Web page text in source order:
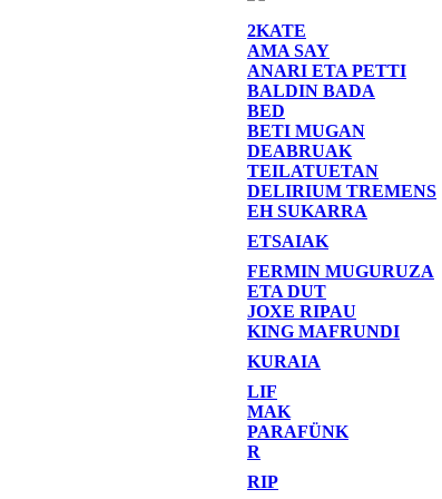
2KATE
AMA SAY
ANARI ETA PETTI
BALDIN BADA
BED
BETI MUGAN
DEABRUAK
TEILATUETAN
DELIRIUM TREMENS
EH SUKARRA
ETSAIAK
FERMIN MUGURUZA
ETA DUT
JOXE RIPAU
KING MAFRUNDI
KURAIA
LIF
MAK
PARAFÜNK
R
RIP